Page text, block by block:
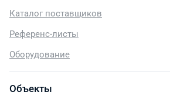
Каталог поставщиков
Референс-листы
Оборудование
Объекты